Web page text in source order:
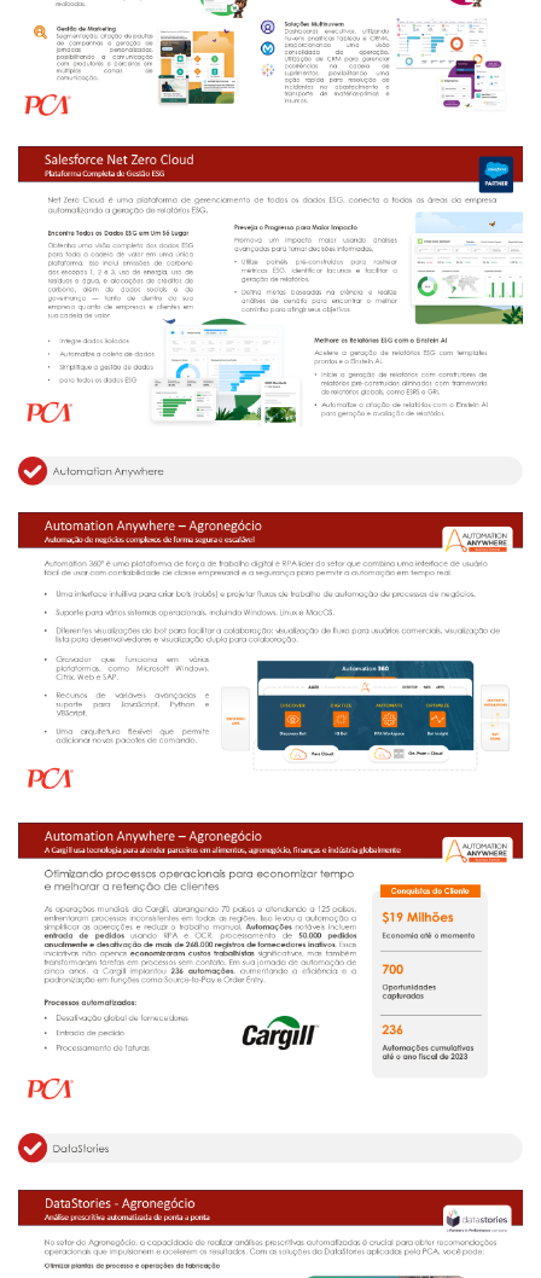
Néctar
Tecprime
Lean
Consulting
Manager
ONE
CHB